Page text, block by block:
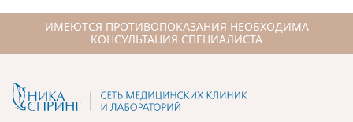
ИМЕЮТСЯ ПРОТИВОПОКАЗАНИЯ НЕОБХОДИМА
КОНСУЛЬТАЦИЯ СПЕЦИАЛИСТА